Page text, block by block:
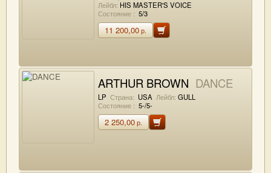
Лейбл: HIS MASTER'S VOICE
Состояние : 5/3
11 200,00р.
ARTHUR BROWN DANCE
LP Страна: USA Лейбл: GULL
Состояние : 5-/5-
2 250,00р.